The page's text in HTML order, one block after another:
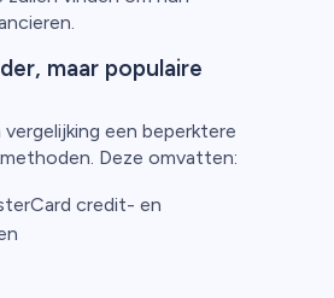
maar populaire
een beperktere
Deze omvatten:
credit- en